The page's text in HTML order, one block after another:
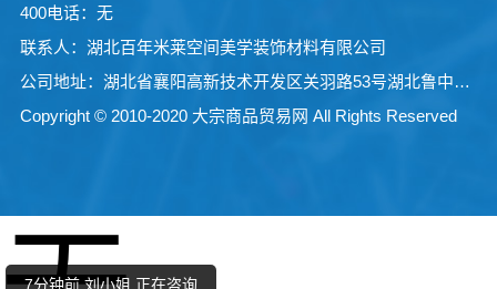
400电话：无
联系人：湖北百年米莱空间美学装饰材料有限公司
公司地址：湖北省襄阳高新技术开发区关羽路53号湖北鲁中宝厨业有限公司院内1号厂房
Copyright © 2010-2020 大宗商品贸易网 All Rights Reserved
1分钟前 周女士 正在咨询
7分钟前 刘小姐 正在咨询